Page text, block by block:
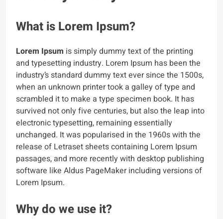
What is Lorem Ipsum?
Lorem Ipsum is simply dummy text of the printing
and typesetting industry. Lorem Ipsum has been the
industry’s standard dummy text ever since the 1500s,
when an unknown printer took a galley of type and
scrambled it to make a type specimen book. It has
survived not only five centuries, but also the leap into
electronic typesetting, remaining essentially
unchanged. It was popularised in the 1960s with the
release of Letraset sheets containing Lorem Ipsum
passages, and more recently with desktop publishing
software like Aldus PageMaker including versions of
Lorem Ipsum.
Why do we use it?